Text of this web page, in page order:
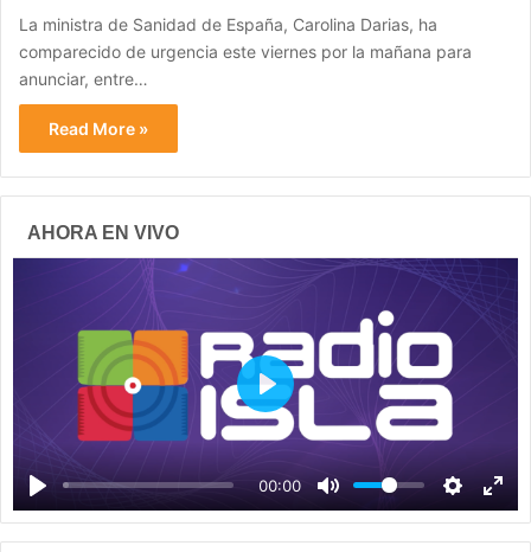
La ministra de Sanidad de España, Carolina Darias, ha
comparecido de urgencia este viernes por la mañana para
anunciar, entre…
Read More »
AHORA EN VIVO
00:00
P
a
y